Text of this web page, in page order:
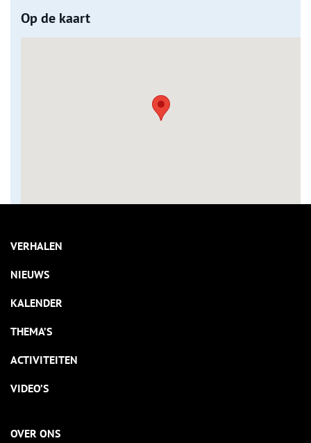
Op de kaart
VERHALEN
NIEUWS
KALENDER
THEMA’S
ACTIVITEITEN
VIDEO’S
OVER ONS